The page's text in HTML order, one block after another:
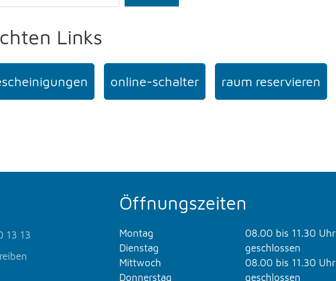
Links
online-schalter raum reservieren
13 13
Öffnungszeiten
Montag 08.00 bis 11.30 Uhr
Dienstag
geschlossen
Mittwoch
08.00 bis 11.30 Uhr
Donnerstag
geschlossen